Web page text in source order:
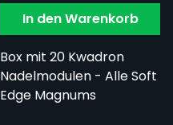
In den Warenkorb
Box mit 20 Kwadron
Nadelmodulen - Alle Soft
Edge Magnums